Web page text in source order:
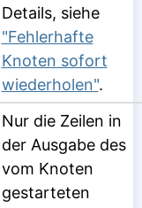
Details, siehe
"Fehlerhafte
Knoten sofort
wiederholen".
Nur die Zeilen in
der Ausgabe des
vom Knoten
gestarteten